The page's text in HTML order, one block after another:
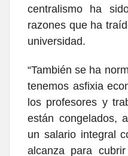
centralismo ha
razones que ha
universidad.
“También se ha
tenemos asfixia
los profesores y
están congelados,
un salario integral
alcanza para